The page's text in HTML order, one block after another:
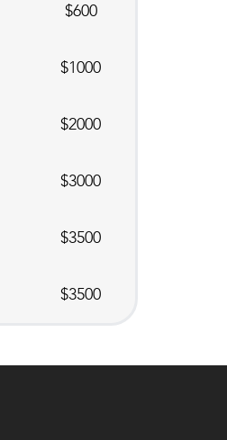
$600
$1000
$2000
$3000
$3500
$3500